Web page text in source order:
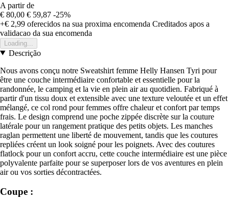
A partir de
€ 80,00 € 59,87 -25%
+€ 2,99 oferecidos na sua proxima encomenda Creditados apos a
validacao da sua encomenda
Loading...
Descrição
Nous avons conçu notre Sweatshirt femme Helly Hansen Tyri pour
être une couche intermédiaire confortable et essentielle pour la
randonnée, le camping et la vie en plein air au quotidien. Fabriqué à
partir d'un tissu doux et extensible avec une texture veloutée et un effet
mélangé, ce col rond pour femmes offre chaleur et confort par temps
frais. Le design comprend une poche zippée discrète sur la couture
latérale pour un rangement pratique des petits objets. Les manches
raglan permettent une liberté de mouvement, tandis que les coutures
repliées créent un look soigné pour les poignets. Avec des coutures
flatlock pour un confort accru, cette couche intermédiaire est une pièce
polyvalente parfaite pour se superposer lors de vos aventures en plein
air ou vos sorties décontractées.
Coupe :